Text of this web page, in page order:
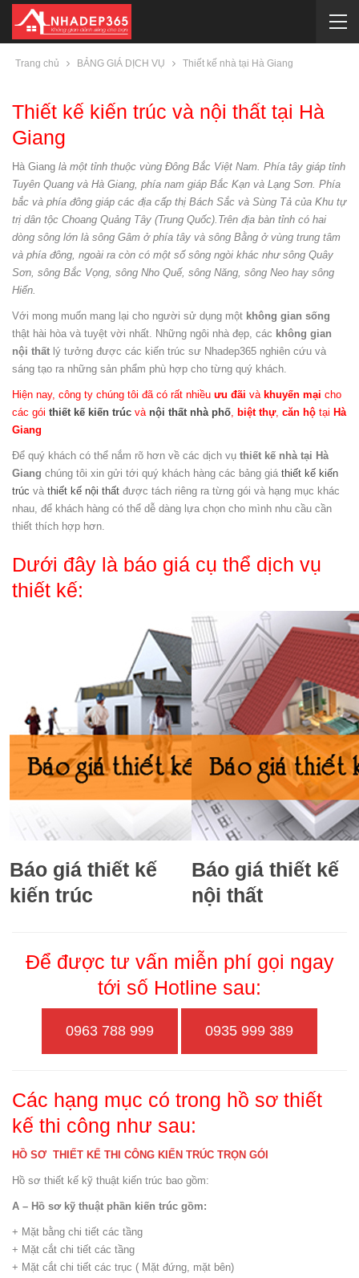
Trang chủ BẢNG GIÁ DỊCH VỤ Thiết kế nhà tại Hà Giang
Thiết kế kiến trúc và nội thất tại Hà
Giang
Hà Giang là một tỉnh thuộc vùng Đông Bắc Việt Nam. Phía tây giáp tỉnh
Tuyên Quang và Hà Giang, phía nam giáp Bắc Kạn và Lạng Sơn. Phía
bắc và phía đông giáp các địa cấp thị Bách Sắc và Sùng Tả của Khu tự
trị dân tộc Choang Quảng Tây (Trung Quốc).Trên địa bàn tỉnh có hai
dòng sông lớn là sông Gâm ở phía tây và sông Bằng ở vùng trung tâm
và phía đông, ngoài ra còn có một số sông ngòi khác như sông Quây
Sơn, sông Bắc Vọng, sông Nho Quế, sông Năng, sông Neo hay sông
Hiến.
Với mong muốn mang lại cho người sử dụng một không gian sống
thật hài hòa và tuyệt vời nhất. Những ngôi nhà đẹp, các không gian
nội thất lý tưởng được các kiến trúc sư Nhadep365 nghiên cứu và
sáng tạo ra những sản phẩm phù hợp cho từng quý khách.
Hiện nay, công ty chúng tôi đã có rất nhiều ưu đãi và khuyến mại cho
các gói thiết kế kiến trúc và nội thất nhà phố, biệt thự, căn hộ tại Hà
Giang
Để quý khách có thể nắm rõ hơn về các dịch vụ thiết kế nhà tại Hà
Giang chúng tôi xin gửi tới quý khách hàng các bảng giá thiết kế kiến
trúc và thiết kế nội thất được tách riêng ra từng gói và hạng mục khác
nhau, để khách hàng có thể dễ dàng lựa chọn cho mình nhu cầu cần
thiết thích hợp hơn.
Dưới đây là báo giá cụ thể dịch vụ
thiết kế:
Báo giá thiết kế
kiến trúc
Báo giá thiết kế
nội thất
Để được tư vấn miễn phí gọi ngay
tới số Hotline sau:
0963 788 999 0935 999 389
Các hạng mục có trong hồ sơ thiết
kế thi công như sau:
HỒ SƠ THIẾT KẾ THI CÔNG KIẾN TRÚC TRỌN GÓI
Hồ sơ thiết kế kỹ thuật kiến trúc bao gồm:
A – Hồ sơ kỹ thuật phần kiến trúc gồm:
+ Mặt bằng chi tiết các tầng
+ Mặt cắt chi tiết các tầng
+ Mặt cắt chi tiết các trục ( Mặt đứng, mặt bên)